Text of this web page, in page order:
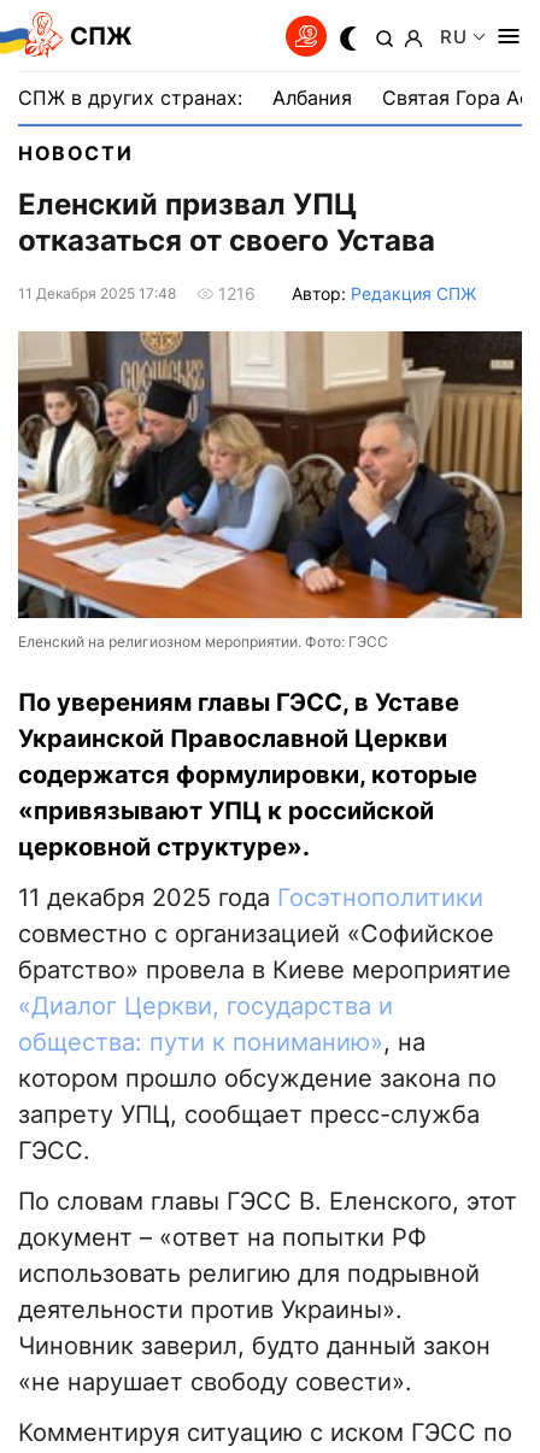
СПЖ RU
СПЖ в других странах: Албания Святая Гора
НОВОСТИ
Еленский призвал УПЦ
отказаться от своего Устава
11 Декабря 2025 17:48 1216 Автор: Редакция СПЖ
Еленский на религиозном мероприятии. Фото: ГЭСС
По уверениям главы ГЭСС, в Уставе
Украинской Православной Церкви
содержатся формулировки, которые
«привязывают УПЦ к российской
церковной структуре».
11 декабря 2025 года Госэтнополитики
совместно с организацией «Софийское
братство» провела в Киеве мероприятие
«Диалог Церкви, государства и
общества: пути к пониманию», на
котором прошло обсуждение закона по
запрету УПЦ, сообщает пресс-служба
ГЭСС.
По словам главы ГЭСС В. Еленского, этот
документ – «ответ на попытки РФ
использовать религию для подрывной
деятельности против Украины».
Чиновник заверил, будто данный закон
«не нарушает свободу совести».
Комментируя ситуацию с иском ГЭСС по